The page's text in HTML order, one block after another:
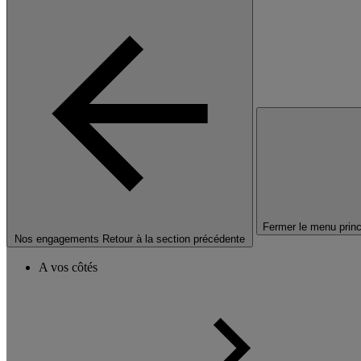
Nos engagements Retour à la section précédente
Fermer le menu
A vos côtés